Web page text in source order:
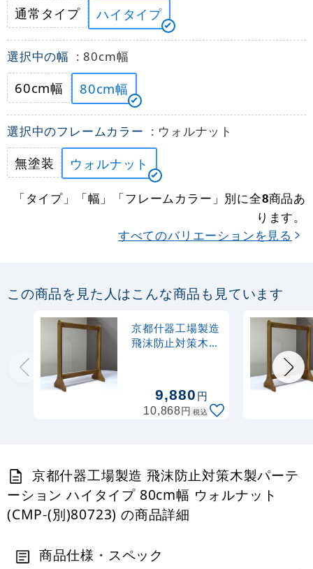
通常タイプ ハイタイプ
選択中の幅 : 80cm幅
60cm幅 80cm幅
選択中のフレームカラー : ウォルナット
無塗装 ウォルナット
「タイプ」「幅」「フレームカラー」別に全8商品あ
ります。
すべてのバリエーションを見る
この商品を見た人はこんな商品も見ています
京都什器工場製造
飛沫防止対策木製
幅 ウォルナット
(CMP-(別)60723)
9,880円
10,868円 税込
京都什器工場製造 飛沫防止対策木製パーテ
ーション ハイタイプ 80cm幅 ウォルナット
(CMP-(別)80723) の商品詳細
商品仕様・スペック